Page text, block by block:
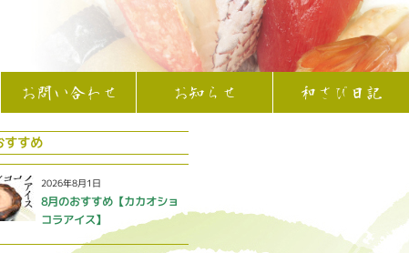
お問い合わせ お知らせ 和さび日記
すすめ
2026年8月1日
8月のおすすめ【カカオショ
コラアイス】